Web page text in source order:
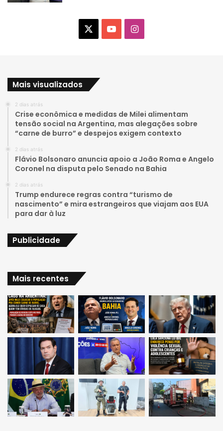
b
I
g
a
Mais visualizados
2 dias atrás
Crise econômica e medidas de Milei alimentam
tensão social na Argentina, mas alegações sobre
“carne de burro” e despejos exigem contexto
2 dias atrás
Flávio Bolsonaro anuncia apoio a João Roma e Angelo
Coronel na disputa pelo Senado na Bahia
2 dias atrás
Trump endurece regras contra “turismo de
nascimento” e mira estrangeiros que viajam aos EUA
para dar à luz
Publicidade
Mais recentes